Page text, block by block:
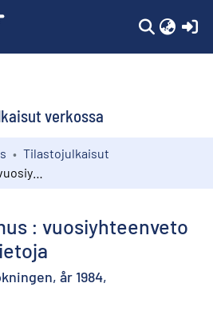
verkossa
Tilastojulkaisut
: vuosiyhteenveto
år 1984,